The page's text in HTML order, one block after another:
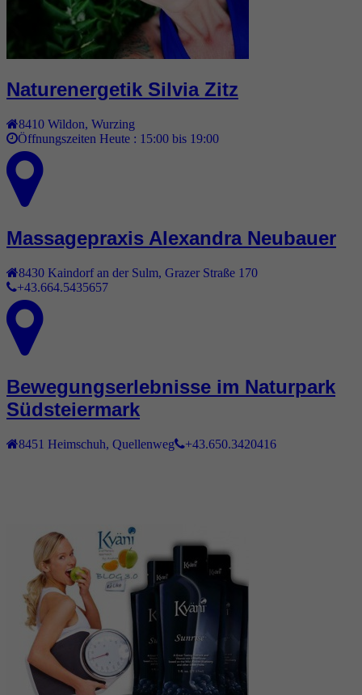
Naturenergetik Silvia Zitz
8410 Wildon Wurzing
Öffnungszeiten Heute : 15:00 bis 19:00
Massagepraxis Alexandra Neubauer
8430 Kaindorf an der Sulm Grazer Straße 170
+43.664.5435657
Bewegungserlebnisse im Naturpark
Südsteiermark
8451 Heimschuh Quellenweg +43.650.3420416